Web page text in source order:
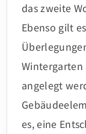
das zweite
Ebenso gilt
Wintergarten
angelegt
es, eine